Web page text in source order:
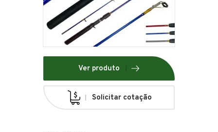
Ver produto
Solicitar cotação